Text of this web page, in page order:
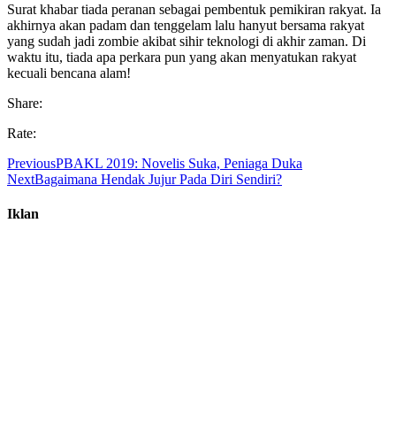
Surat khabar tiada peranan sebagai pembentuk pemikiran rakyat. Ia
akhirnya akan padam dan tenggelam lalu hanyut bersama rakyat
yang sudah jadi zombie akibat sihir teknologi di akhir zaman. Di
waktu itu, tiada apa perkara pun yang akan menyatukan rakyat
kecuali bencana alam!
Share:
Rate:
PreviousPBAKL 2019: Novelis Suka, Peniaga Duka
NextBagaimana Hendak Jujur Pada Diri Sendiri?
Iklan